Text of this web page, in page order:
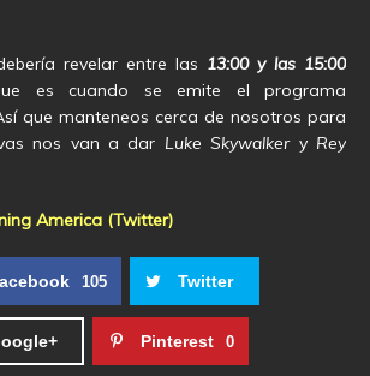
revelar entre las 13:00 y las 15:00
es cuando se emite el programa
que manteneos cerca de nosotros para
nos van a dar Luke Skywalkery Rey
America (Twitter)
105 Twitter
Pinterest 0